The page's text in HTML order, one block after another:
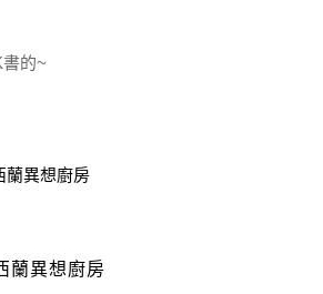
的~
蘭異想廚房